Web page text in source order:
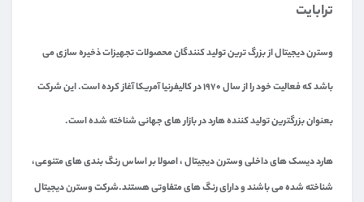
ترابایت
وسترن دیجیتال از بزرگ ترین تولید کنندگان محصولات تجهیزات ذخیره سازی می
باشد که فعالیت خود را از سال ۱۹۷۰ در کالیفرنیا آمریکا آغاز کرده است. این شرکت
بعنوان بزرگترین تولید کننده هارد در بازار های جهانی شناخته شده است.
هارد دیسک های داخلی وسترن دیجیتال ، اصولا بر اساس رنگ بندی های متنوعی،
شناخته شده می باشند و دارای رنگ های متفاوتی هستند.شرکت وسترن دیجیتال